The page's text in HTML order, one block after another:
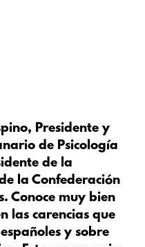
Presidente y
de Psicología
de la
la Confederación
Conoce muy bien
las carencias que
y sobre